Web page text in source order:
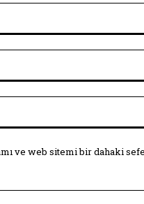
ve web sitemi bir dahaki